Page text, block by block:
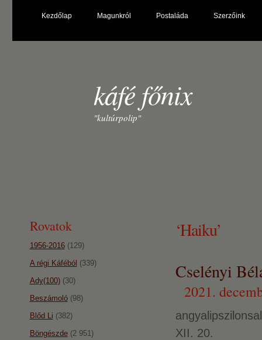
Kezdőlap Magunkról Postaláda Szerzőink
káfé főnix
"kultúrpolip"
‘Haiku’
Cselényi
2021.
XII. 20.
Rovatok
1956-2016(129)
A régi Káféból (339)
Ady(100)(30)
Beszámoló(98)
Blőd Li (382)
Böngészde(2 951)